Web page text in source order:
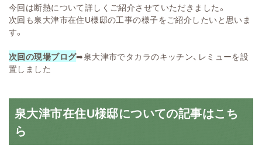
今回は断熱について詳しくご紹介させていただきました。
次回も泉大津市在住U様邸の工事の様子をご紹介したいと思いま
す。
次回の現場ブログ➡泉大津市でタカラのキッチン、レミューを設
置しました
泉大津市在住U様邸についての記事はこち
ら